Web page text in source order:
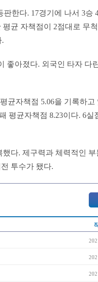
한다. 17경기에 나서 3승
균 자책점이 2점대로 무
.
좋아졌다. 외국인 타자 다
균자책점 5.06을 기록하고
평균자책점 8.23이다. 6실
다. 제구력과 체력적인 부
투수가 됐다.